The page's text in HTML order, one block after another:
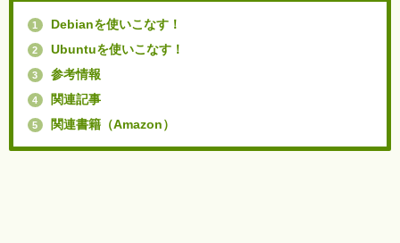
1 Debianを使いこなす！
2 Ubuntuを使いこなす！
3 参考情報
4 関連記事
5 関連書籍（Amazon）